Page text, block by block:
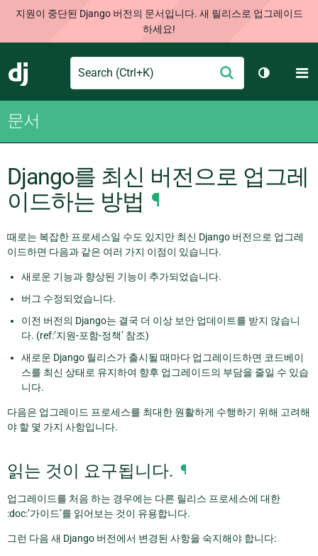
지원이 중단된 Django 버전의 문서입니다. 새 릴리스로 업그레이드
하세요!
Django
Search
출
테마 토
문서
Django를 최신 버전으로 업그레
이드하는 방법 ¶
때로는 복잡한 프로세스일 수도 있지만 최신 Django 버전으로 업그레
이드하면 다음과 같은 여러 가지 이점이 있습니다.
새로운 기능과 향상된 기능이 추가되었습니다.
버그 수정되었습니다.
이전 버전의 Django는 결국 더 이상 보안 업데이트를 받지 않습니
다. (ref:’지원-포함-정책’ 참조)
새로운 Django 릴리스가 출시될 때마다 업그레이드하면 코드베이
스를 최신 상태로 유지하여 향후 업그레이드의 부담을 줄일 수 있습
니다.
다음은 업그레이드 프로세스를 최대한 원활하게 수행하기 위해 고려해
야 할 몇 가지 사항입니다.
읽는 것이 요구됩니다. ¶
업그레이드를 처음 하는 경우에는 다른 릴리스 프로세스에 대한
:doc:’가이드’를 읽어보는 것이 유용합니다.
그런 다음 새 Django 버전에서 변경된 사항을 숙지해야 합니다: